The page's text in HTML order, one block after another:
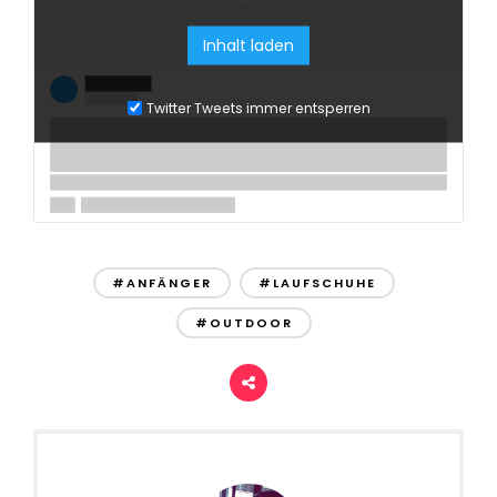
Inhalt laden
Twitter Tweets immer entsperren
#ANFÄNGER #LAUFSCHUHE
#OUTDOOR